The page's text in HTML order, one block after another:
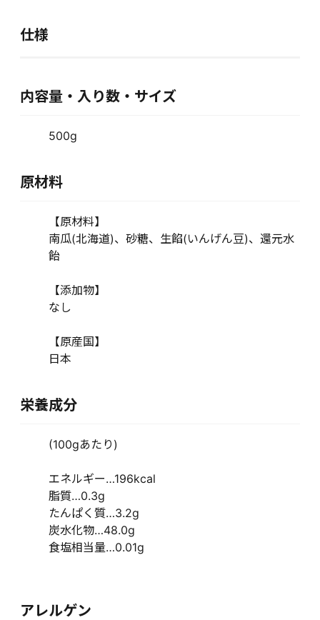
仕様
内容量・入り数・サイズ
500g
原材料
【原材料】
南瓜(北海道)、砂糖、生餡(いんげん豆)、還元水
飴
【添加物】
なし
【原産国】
日本
栄養成分
(100gあたり)
エネルギー…196kcal
脂質…0.3g
たんぱく質…3.2g
炭水化物…48.0g
食塩相当量…0.01g
アレルゲン